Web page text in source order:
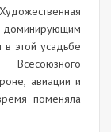
этой усадьбе
авиации и
поменяла